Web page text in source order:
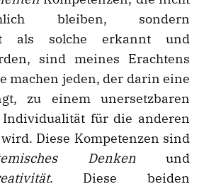
bleiben, sondern
als solche erkannt und
sind meines Erachtens
machen jeden, der darin eine
zu einem unersetzbaren
Individualität für die anderen
Diese Kompetenzen sind
Denkenund
ät. Diese beiden